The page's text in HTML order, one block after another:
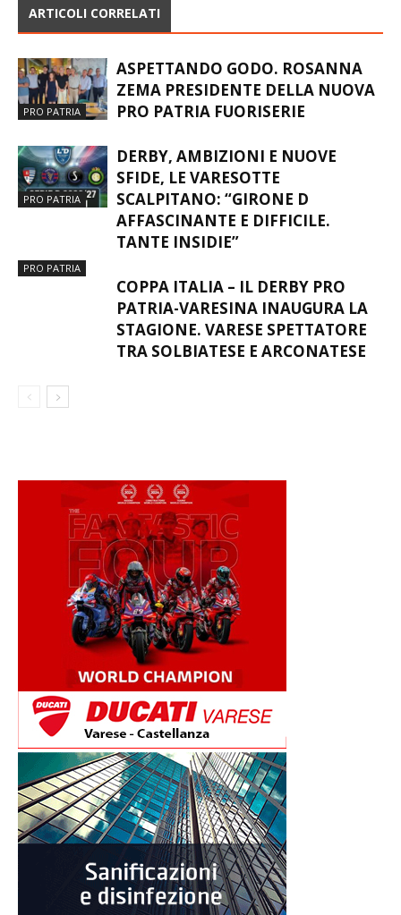
ARTICOLI CORRELATI
PRO PATRIA
ASPETTANDO GODO. ROSANNA
ZEMA PRESIDENTE DELLA NUOVA
PRO PATRIA FUORISERIE
PRO PATRIA
DERBY, AMBIZIONI E NUOVE
SFIDE, LE VARESOTTE
SCALPITANO: “GIRONE D
AFFASCINANTE E DIFFICILE.
TANTE INSIDIE”
PRO PATRIA
COPPA ITALIA – IL DERBY PRO
PATRIA-VARESINA INAUGURA LA
STAGIONE. VARESE SPETTATORE
TRA SOLBIATESE E ARCONATESE